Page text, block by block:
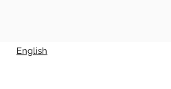
English